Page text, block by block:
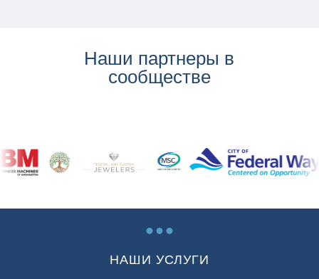
Наши партнеры в
сообществе
...
НАШИ УСЛУГИ